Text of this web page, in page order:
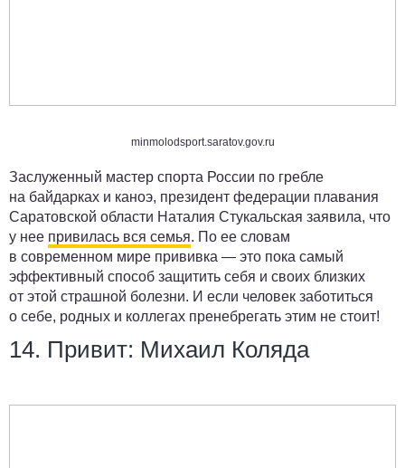
minmolodsport.saratov.gov.ru
Заслуженный мастер спорта России по гребле
на байдарках и каноэ, президент федерации плавания
Саратовской области Наталия Стукальская заявила, что
у нее привилась вся семья. По ее словам
в современном мире прививка — это пока самый
эффективный способ защитить себя и своих близких
от этой страшной болезни. И если человек заботиться
о себе, родных и коллегах пренебрегать этим не стоит!
14. Привит: Михаил Коляда